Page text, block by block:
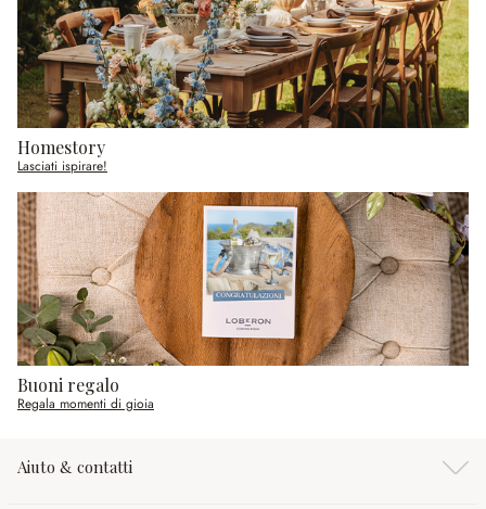
Homestory
Lasciati ispirare!
Buoni regalo
Regala momenti di gioia
Aiuto & contatti